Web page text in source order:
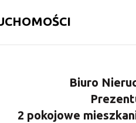
Biuro
2 pokojowe